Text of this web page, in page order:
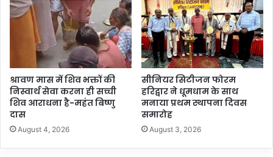
श्रावण मास में शिव भक्तों की
निस्वार्थ सेवा करना ही सच्ची
शिव आराधना है-महंत बिष्णु
दास
August 4, 2026
सीनियर सिटीजन फोरम
हरिद्वार ने धूमधाम के साथ
मनाया प्रथम स्थापना दिवस
समारोह
August 3, 2026